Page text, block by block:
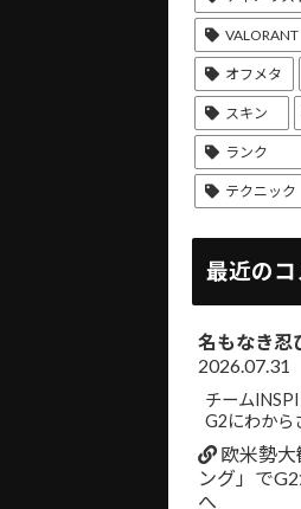
VALORANT
オフメタ
スキン
ランク
テクニック
最近のコ
名もなき忍
2026.07.31
チーム
G2にわから
欧米勢
ング」で
へ